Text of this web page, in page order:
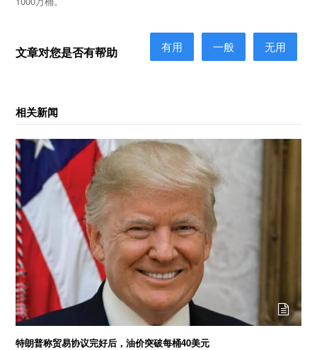
文章对您是否有帮助 有用 一般 无用
相关新闻
特朗普称贸易协议完好后，油价突破每桶40美元